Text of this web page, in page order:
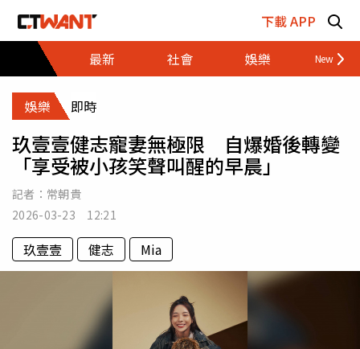
下載 APP
最新
社會 娛樂 財經
娛樂 即時
玖壹壹健志寵妻無極限 自爆婚後轉變
「享受被小孩笑聲叫醒的早晨」
記者： 常朝貴
2026-03-23 12:21
玖壹壹 健志 Mia